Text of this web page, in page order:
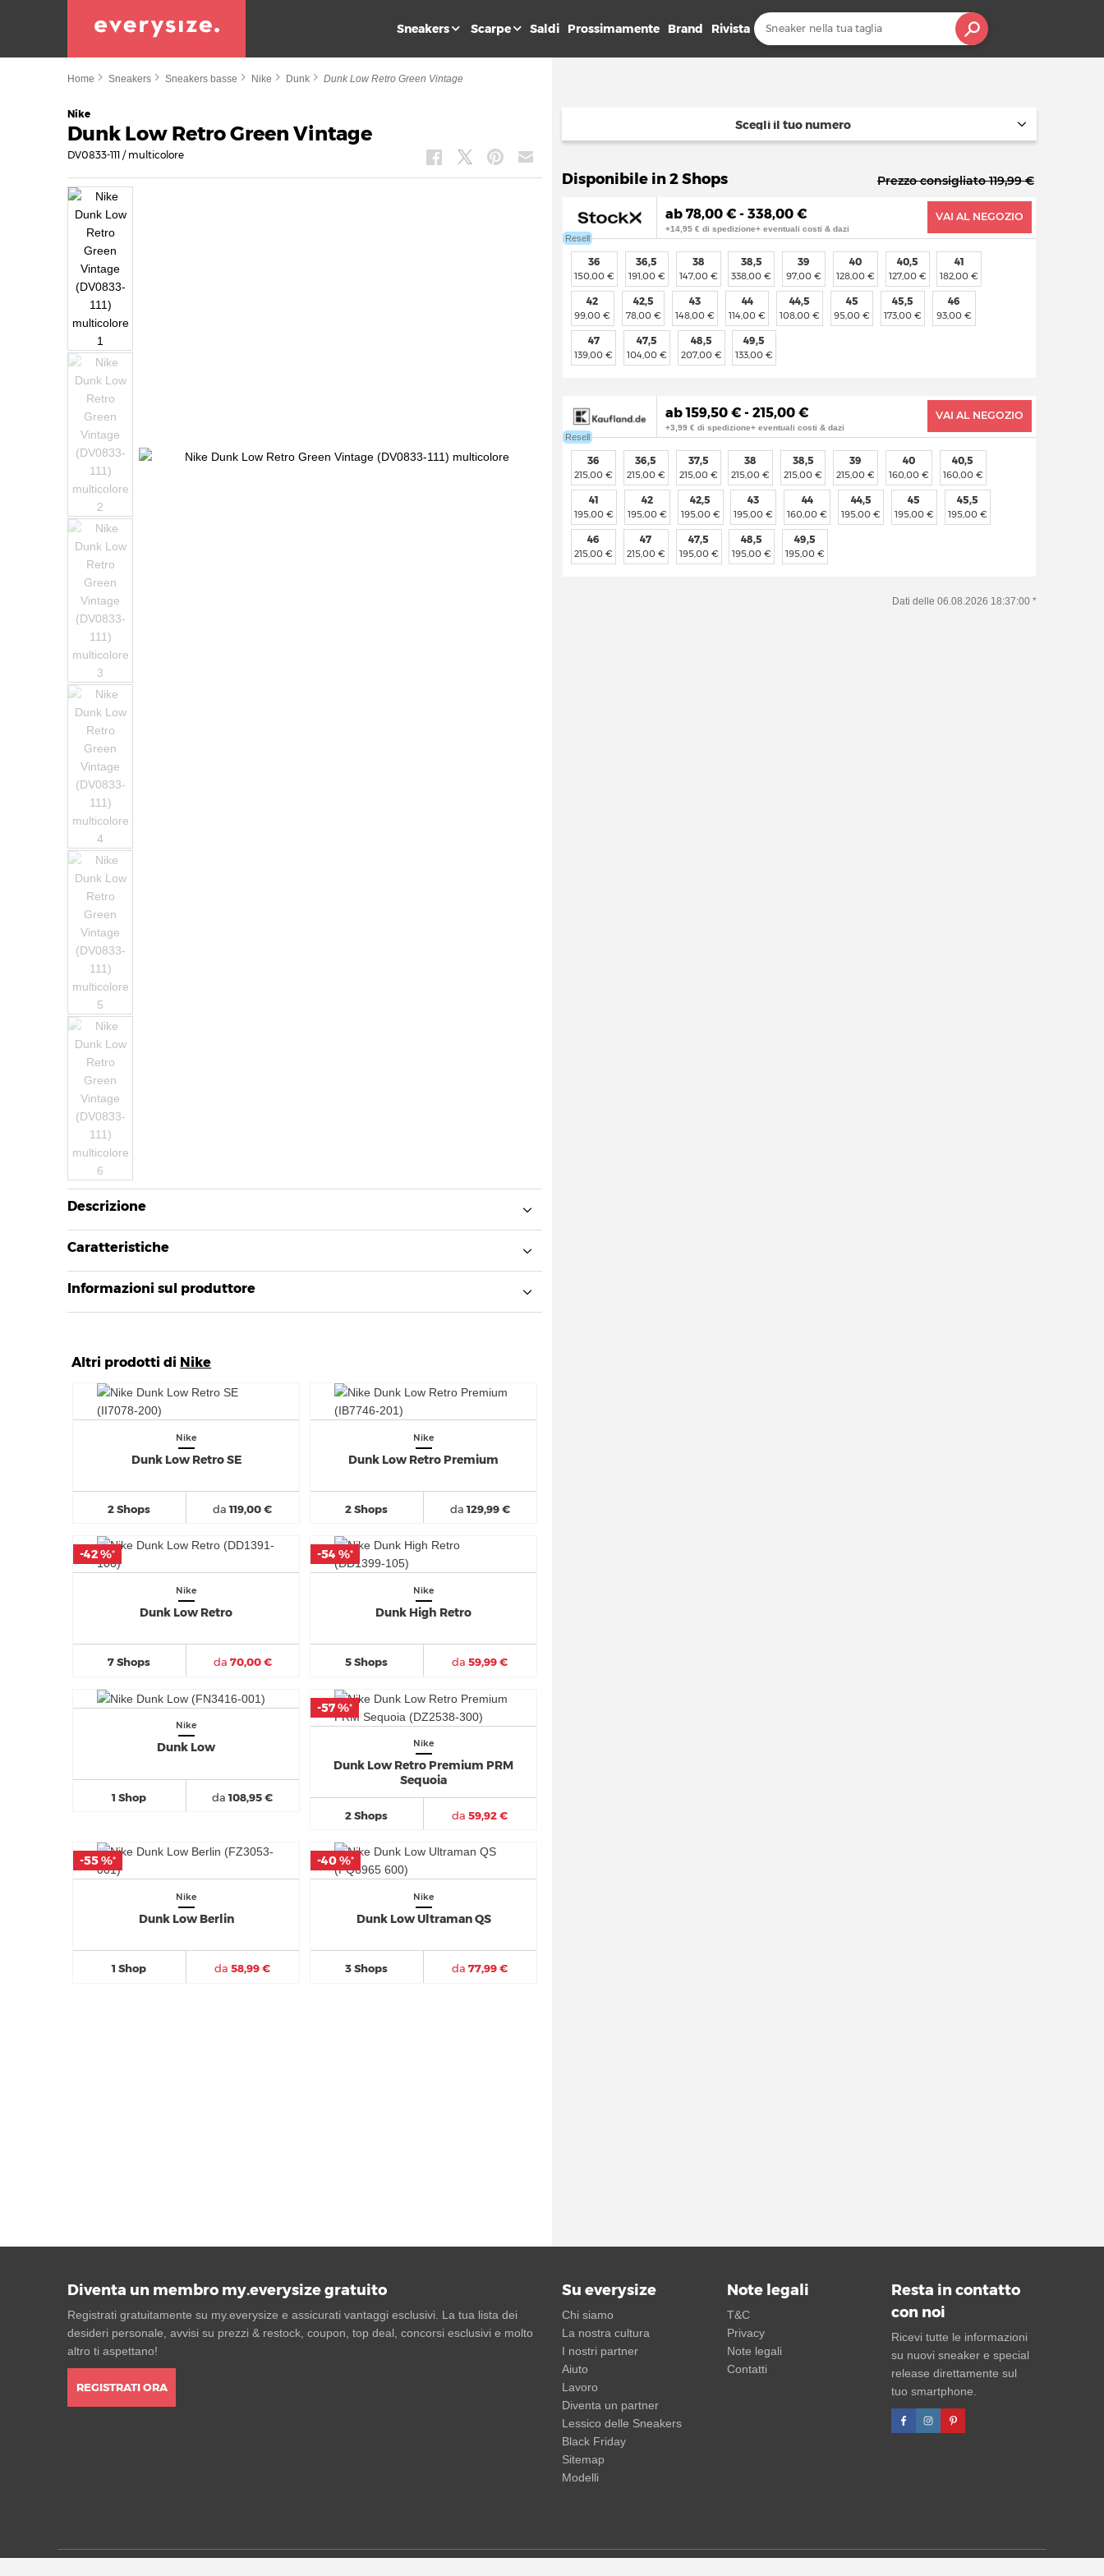
Sneakers Scarpe Saldi Prossimamente Brand Rivista
Home Sneakers Sneakers basse Nike Dunk Dunk Low Retro Green Vintage
Nike
Dunk Low Retro Green Vintage
DV0833-111 / multicolore
Descrizione
Caratteristiche
Informazioni sul produttore
Altri prodotti di Nike
Nike
Dunk Low Retro SE
2 Shops da119,00 €
Nike
Dunk Low Retro Premium
2 Shops da129,99 €
Nike
Dunk Low Retro
7 Shops da 70,00 €
-42 %*
-42 %*
Nike
Dunk High Retro
5 Shops da 59,99 €
-54 %*
-54 %*
Nike
Dunk Low
1 Shop da108,95 €
Nike
Dunk Low Retro Premium PRM
Sequoia
2 Shops da 59,92 €
-57 %*
-57 %*
Nike
Dunk Low Berlin
1 Shop da 58,99 €
-55 %*
-55 %*
Nike
Dunk Low Ultraman QS
3 Shops da 77,99 €
-40 %*
-40 %*
Scegli il tuo numero
Disponibile in 2 Shops Prezzo consigliato 119,99 €
Resell
ab 78,00 € - 338,00 €
+14,95 € di spedizione+ eventuali costi & dazi
VAI AL NEGOZIO
36
150,00 €
36,5
191,00 €
38
147,00 €
38,5
338,00 €
39
97,00 €
40
128,00 €
40,5
127,00 €
41
182,00 €
42
99,00 €
42,5
78,00 €
43
148,00 €
44
114,00 €
44,5
108,00 €
45
95,00 €
45,5
173,00 €
46
93,00 €
47
139,00 €
47,5
104,00 €
48,5
207,00 €
49,5
133,00 €
Resell
ab 159,50 € - 215,00 €
+3,99 € di spedizione+ eventuali costi & dazi
VAI AL NEGOZIO
36
215,00 €
36,5
215,00 €
37,5
215,00 €
38
215,00 €
38,5
215,00 €
39
215,00 €
40
160,00 €
40,5
160,00 €
41
195,00 €
42
195,00 €
42,5
195,00 €
43
195,00 €
44
160,00 €
44,5
195,00 €
45
195,00 €
45,5
195,00 €
46
215,00 €
47
215,00 €
47,5
195,00 €
48,5
195,00 €
49,5
195,00 €
Dati delle 06.08.2026 18:37:00 *
Diventa un membro my.everysize gratuito
Registrati gratuitamente su my.everysize e assicurati vantaggi esclusivi. La tua lista dei
desideri personale, avvisi su prezzi & restock, coupon, top deal, concorsi esclusivi e molto
altro ti aspettano!
REGISTRATI ORA
Su everysize
Chi siamo
La nostra cultura
I nostri partner
Aiuto
Lavoro
Diventa un partner
Lessico delle Sneakers
Black Friday
Sitemap
Modelli
Note legali
T&C
Privacy
Note legali
Contatti
Resta in contatto
con noi
Ricevi tutte le informazioni
su nuovi sneaker e special
release direttamente sul
tuo smartphone.